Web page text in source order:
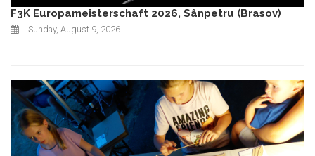
F3K Europameisterschaft 2026, Sânpetru (Brasov)
Sunday, August 9, 2026